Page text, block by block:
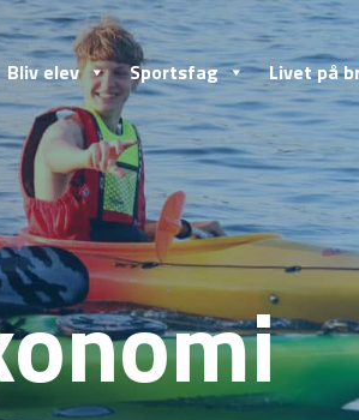
Bliv elev Sportsfag Livet på